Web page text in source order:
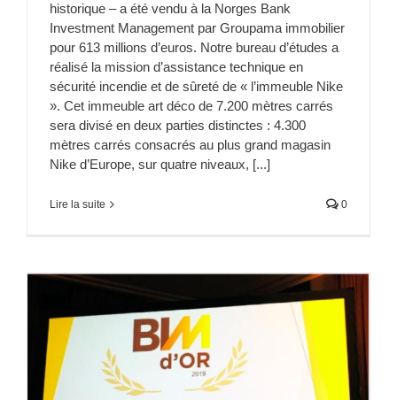
historique – a été vendu à la Norges Bank
Investment Management par Groupama immobilier
pour 613 millions d’euros. Notre bureau d’études a
réalisé la mission d’assistance technique en
sécurité incendie et de sûreté de « l’immeuble Nike
». Cet immeuble art déco de 7.200 mètres carrés
sera divisé en deux parties distinctes : 4.300
mètres carrés consacrés au plus grand magasin
Nike d’Europe, sur quatre niveaux, [...]
Lire la suite 0